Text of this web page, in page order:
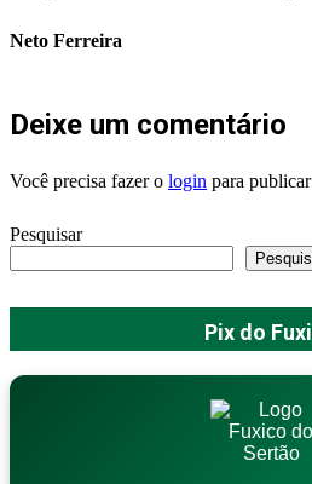
Neto Ferreira
Deixe um comentário
Você precisa fazer o login para
Pesquisar
Pix do